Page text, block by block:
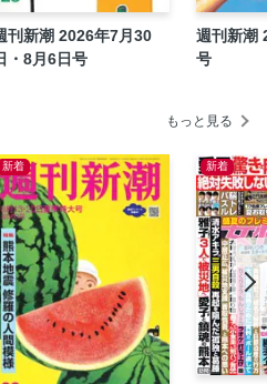
原由香里
練習帳／和田秀樹
刊新潮 2026年7月30
・8月6日号
週刊新潮
号
もっと見る
新着 新着